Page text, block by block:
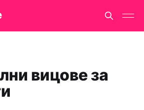
вицове за